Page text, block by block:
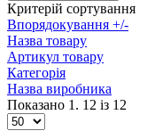
Критерій сортування
Впорядокування +/-
Назва товару
Артикул товару
Категорія
Назва виробника
Показано 1. 12 із 12